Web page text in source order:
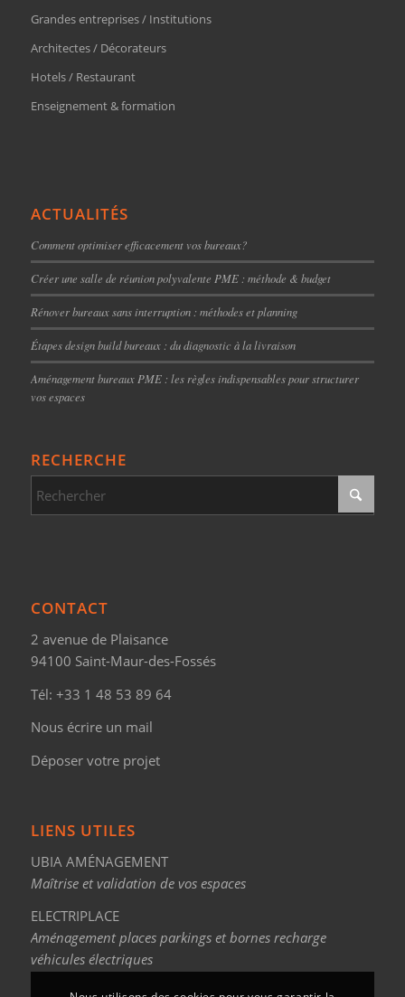
Grandes entreprises / Institutions
Architectes / Décorateurs
Hotels / Restaurant
Enseignement & formation
ACTUALITÉS
Comment optimiser efficacement vos bureaux?
Créer une salle de réunion polyvalente PME : méthode & budget
Rénover bureaux sans interruption : méthodes et planning
Étapes design build bureaux : du diagnostic à la livraison
Aménagement bureaux PME : les règles indispensables pour structurer
vos espaces
RECHERCHE
CONTACT
2 avenue de Plaisance
94100 Saint-Maur-des-Fossés
Tél: +33 1 48 53 89 64
Nous écrire un mail
Déposer votre projet
LIENS UTILES
UBIA AMÉNAGEMENT
Maîtrise et validation de vos espaces
ELECTRIPLACE
Aménagement places parkings et bornes recharge
véhicules électriques